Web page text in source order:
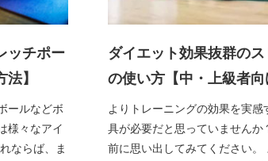
ッチポー
】
ールなどボ
様々なアイ
ならば、ま
ダイエット効果抜群の
の使い方【中・上級者向
よりトレーニングの効果を実感
具が必要だと思っていませんか
前に思い出してみてください。